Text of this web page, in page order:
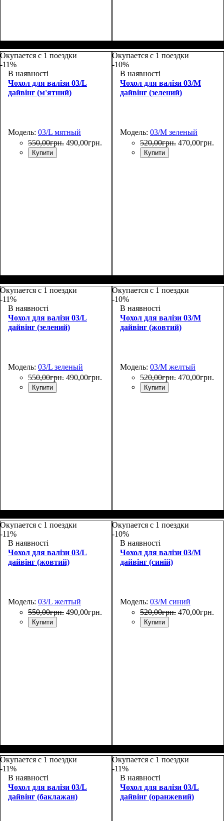
Окупается с 1 поездки
-11%
В наявності
Чохол для валізи 03/L
дайвінг (м'ятний)
Модель: 03/L мятный
550,00грн. 490,00грн.
Купити
Окупается с 1 поездки
-10%
В наявності
Чохол для валізи 03/M
дайвінг (зелений)
Модель: 03/M зеленый
520,00грн. 470,00грн.
Купити
Окупается с 1 поездки
-11%
В наявності
Чохол для валізи 03/L
дайвінг (зелений)
Модель: 03/L зеленый
550,00грн. 490,00грн.
Купити
Окупается с 1 поездки
-10%
В наявності
Чохол для валізи 03/M
дайвінг (жовтий)
Модель: 03/M желтый
520,00грн. 470,00грн.
Купити
Окупается с 1 поездки
-11%
В наявності
Чохол для валізи 03/L
дайвінг (жовтий)
Модель: 03/L желтый
550,00грн. 490,00грн.
Купити
Окупается с 1 поездки
-10%
В наявності
Чохол для валізи 03/M
дайвінг (синій)
Модель: 03/M синий
520,00грн. 470,00грн.
Купити
Окупается с 1 поездки
-11%
В наявності
Чохол для валізи 03/L
дайвінг (баклажан)
Окупается с 1 поездки
-11%
В наявності
Чохол для валізи 03/L
дайвінг (оранжевий)